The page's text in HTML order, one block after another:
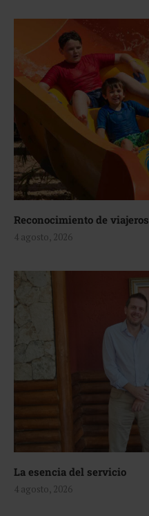
Reconocimiento de viajeros
4 agosto, 2026
La esencia del servicio
4 agosto, 2026